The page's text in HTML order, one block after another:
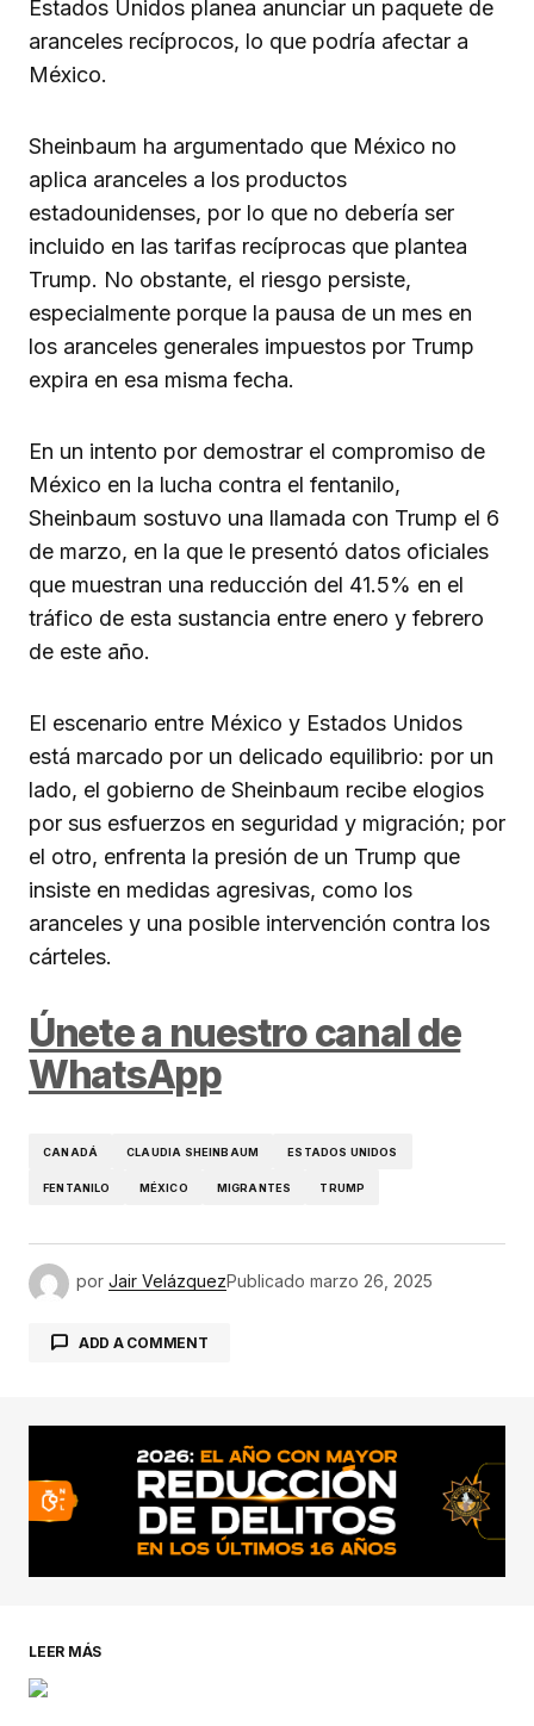
Estados Unidos planea anunciar un paquete de
aranceles recíprocos, lo que podría afectar a
México.
Sheinbaum ha argumentado que México no
aplica aranceles a los productos
estadounidenses, por lo que no debería ser
incluido en las tarifas recíprocas que plantea
Trump. No obstante, el riesgo persiste,
especialmente porque la pausa de un mes en
los aranceles generales impuestos por Trump
expira en esa misma fecha.
En un intento por demostrar el compromiso de
México en la lucha contra el fentanilo,
Sheinbaum sostuvo una llamada con Trump el 6
de marzo, en la que le presentó datos oficiales
que muestran una reducción del 41.5% en el
tráfico de esta sustancia entre enero y febrero
de este año.
El escenario entre México y Estados Unidos
está marcado por un delicado equilibrio: por un
lado, el gobierno de Sheinbaum recibe elogios
por sus esfuerzos en seguridad y migración; por
el otro, enfrenta la presión de un Trump que
insiste en medidas agresivas, como los
aranceles y una posible intervención contra los
cárteles.
Únete a nuestro canal de
WhatsApp
CANADÁ CLAUDIA SHEINBAUM ESTADOS UNIDOS
FENTANILO MÉXICO MIGRANTES TRUMP
por Jair VelázquezPublicado marzo 26, 2025
ADD A COMMENT
conectado
LEER MÁS